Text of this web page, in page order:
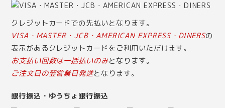
クレジットカードでの先払いとなります。
VISA・MASTER・JCB・AMERICAN EXPRESS・DINERSの
表示があるクレジットカードをご利用いただけます。
お支払い回数は一括払いのみとなります。
ご注文日の翌営業日発送となります。
銀行振込・ゆうちょ銀行振込